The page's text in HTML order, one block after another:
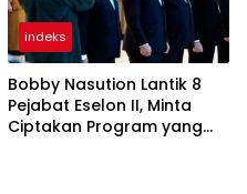
indeks
Bobby Nasution Lantik 8
Pejabat Eselon II, Minta
Ciptakan Program yang